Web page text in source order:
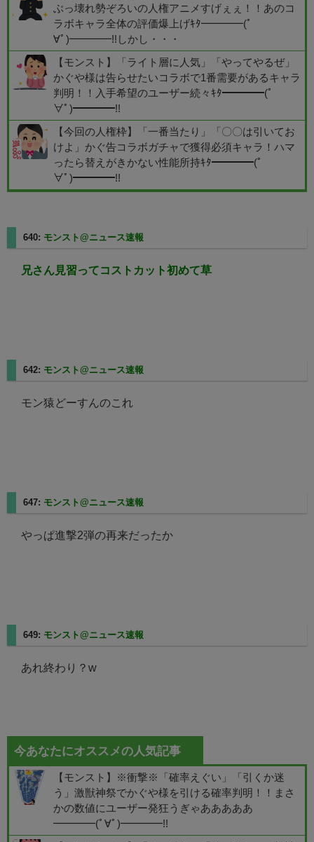
ぶっ壊れ勢ぞろいの人権アニメすげぇぇ！！あのコ
ラボキャラ全体の評価爆上げｷﾀ━━━━(ﾟ
∀ﾟ)━━━━!!しかし・・・
【モンスト】「ライト層に人気」「やってやるぜ」
かぐや様は告らせたいコラボで1番需要があるキャラ
判明！！入手希望のユーザー続々ｷﾀ━━━━(ﾟ
∀ﾟ)━━━━!!
【今回の人権枠】「一番当たり」「〇〇は引いてお
けよ」かぐ告コラボガチャで獲得必須キャラ！ハマ
ったら替えがきかない性能所持ｷﾀ━━━━(ﾟ
∀ﾟ)━━━━!!
640: モンスト@ニュース速報
兄さん見習ってコストカット初めて草
642: モンスト@ニュース速報
モン猿どーすんのこれ
647: モンスト@ニュース速報
やっぱ進撃2弾の再来だったか
649: モンスト@ニュース速報
あれ終わり？w
今あなたにオススメの人気記事
【モンスト】※衝撃※「確率えぐい」「引くか迷
う」激獣神祭でかぐや様を引ける確率判明！！まさ
かの数値にユーザー発狂うぎゃあああああ
━━━━(ﾟ∀ﾟ)━━━━!!